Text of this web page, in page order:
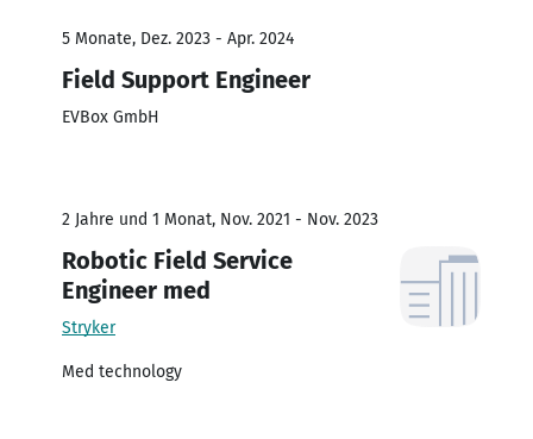
5 Monate, Dez. 2023 - Apr. 2024
Field Support Engineer
EVBox GmbH
2 Jahre und 1 Monat, Nov. 2021 - Nov. 2023
Robotic Field Service
Engineer med
Stryker
Med technology